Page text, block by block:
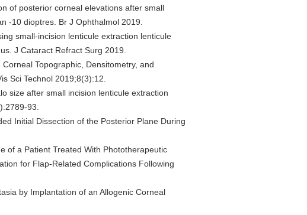
of posterior corneal elevations after small
-10 dioptres. Br J Ophthalmol 2019.
small-incision lenticule extraction lenticule
J Cataract Refract Surg 2019.
Topographic, Densitometry, and
Sci Technol 2019;8(3):12.
size after small incision lenticule extraction
93.
Initial Dissection of the Posterior Plane During
of a Patient Treated With Phototherapeutic
for Flap-Related Complications Following
by Implantation of an Allogenic Corneal